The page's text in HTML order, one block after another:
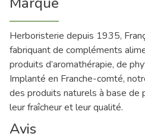
Herboristerie depuis 1935,
fabriquant de compléments
produits d’aromathérapie, de
Implanté en Franche-comté,
des produits naturels à base de
leur fraîcheur et leur qualité.
Avis